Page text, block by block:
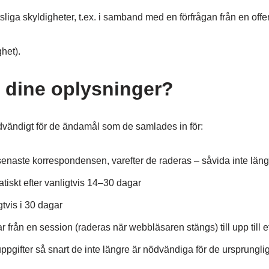
skyldigheter, t.ex. i samband med en förfrågan från en
oplysninger?
för de ändamål som de samlades in för:
korrespondensen, varefter de raderas – såvida inte
efter vanligtvis 14–30 dagar
i 30 dagar
från en session (raderas när webbläsaren stängs) till upp till
så snart de inte längre är nödvändiga för de